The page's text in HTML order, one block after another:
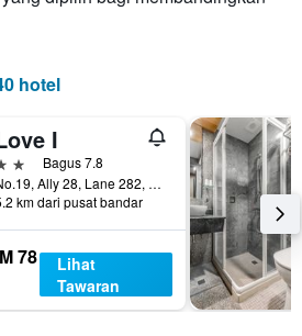
hotel
I
bintangBagus 7.8
No.19, Ally 28, Lane 282, Section 2, Xitun Road, Taichung City, Taiwan
km dari pusat bandar
78
Lihat
Tawaran